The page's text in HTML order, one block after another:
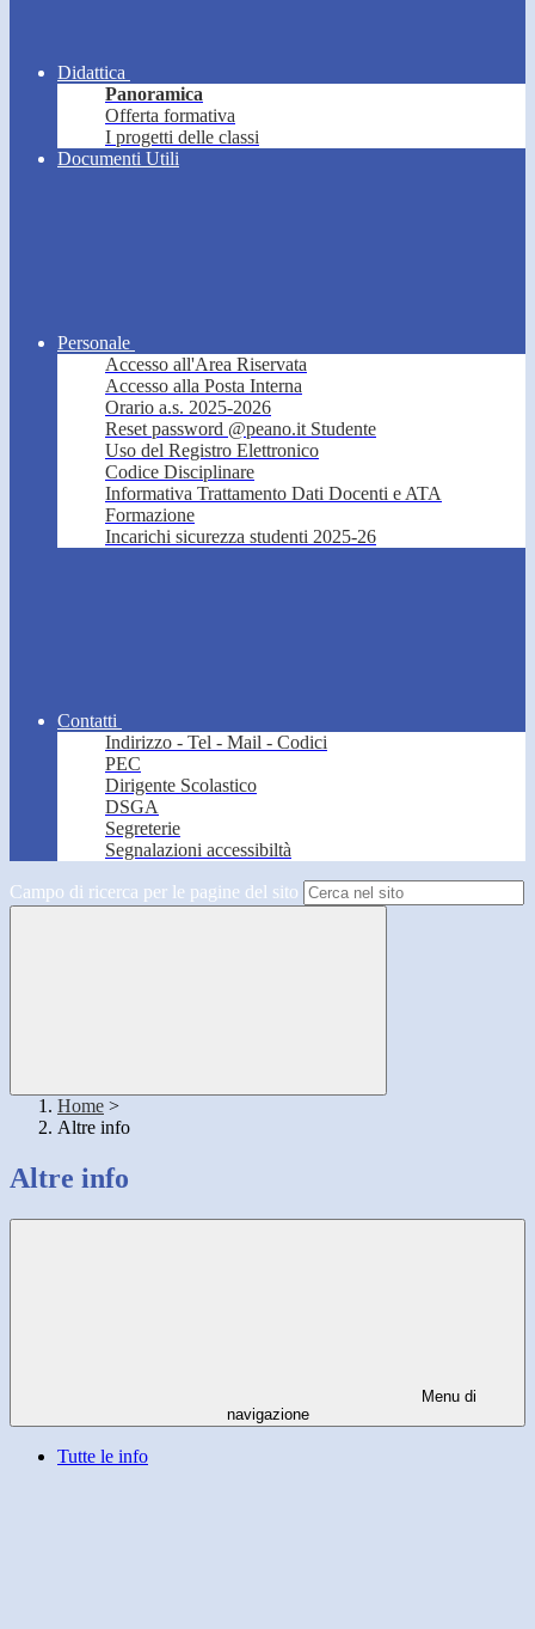
Didattica
Panoramica
Offerta formativa
I progetti delle classi
Documenti Utili
Personale
Accesso all'Area Riservata
Accesso alla Posta Interna
Orario a.s. 2025-2026
Reset password @peano.it Studente
Uso del Registro Elettronico
Codice Disciplinare
Informativa Trattamento Dati Docenti e ATA
Formazione
Incarichi sicurezza studenti 2025-26
Contatti
Indirizzo - Tel - Mail - Codici
PEC
Dirigente Scolastico
DSGA
Segreterie
Segnalazioni accessibiltà
Campo di ricerca per le pagine del sito
Home >
Altre info
Altre info
Menu di
navigazione
Tutte le info